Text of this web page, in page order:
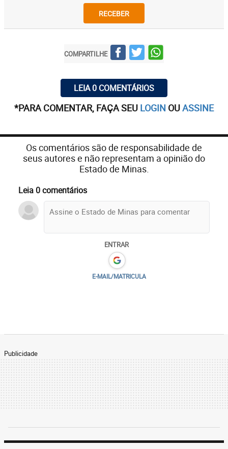
RECEBER
COMPARTILHE
LEIA 0 COMENTÁRIOS
*PARA COMENTAR, FAÇA SEU LOGIN OUASSINE
Os comentários são de responsabilidade de
seus autores e não representam a opinião do
Estado de Minas.
Leia 0 comentários
ENTRAR
E-MAIL/MATRICULA
Publicidade